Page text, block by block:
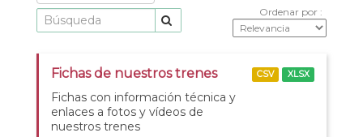
Ordenar por
Fichas de nuestros trenes
Fichas con información técnica y
enlaces a fotos y vídeos de
nuestros trenes
CSV XLSX